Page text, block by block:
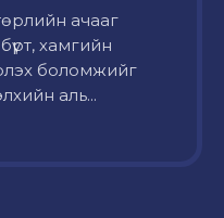
ачааг
хамгийн
боломжийг
аль...